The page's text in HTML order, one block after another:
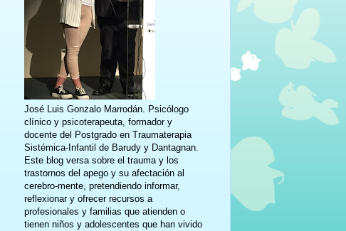
José Luis Gonzalo Marrodán. Psicólogo
clínico y psicoterapeuta, formador y
docente del Postgrado en Traumaterapia
Sistémica-Infantil de Barudy y Dantagnan.
Este blog versa sobre el trauma y los
trastornos del apego y su afectación al
cerebro-mente, pretendiendo informar,
reflexionar y ofrecer recursos a
profesionales y familias que atienden o
tienen niños y adolescentes que han vivido